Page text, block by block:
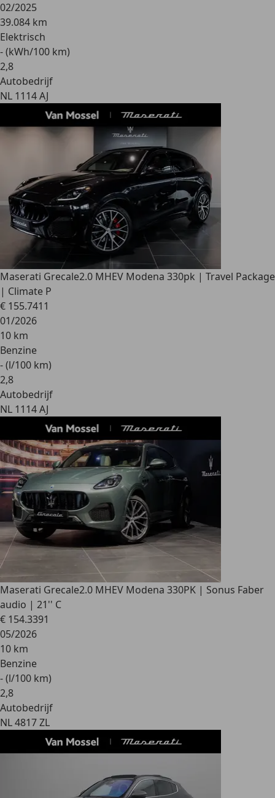
02/2025
39.084 km
Elektrisch
- (kWh/100 km)
2,8
Autobedrijf
NL 1114 AJ
Maserati Grecale2.0 MHEV Modena 330pk | Travel Package
| Climate P
€ 155.7411
01/2026
10 km
Benzine
- (l/100 km)
2,8
Autobedrijf
NL 1114 AJ
Maserati Grecale2.0 MHEV Modena 330PK | Sonus Faber
audio | 21'' C
€ 154.3391
05/2026
10 km
Benzine
- (l/100 km)
2,8
Autobedrijf
NL 4817 ZL